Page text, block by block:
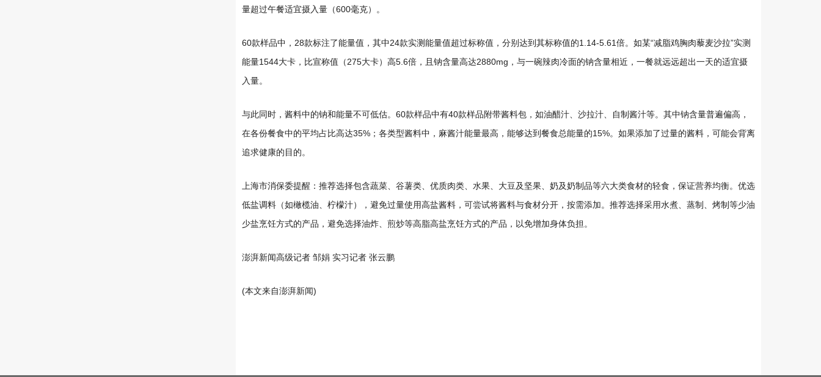
量超过午餐适宜摄入量（600毫克）。
60款样品中，28款标注了能量值，其中24款实测能量值超过标称值，分别达到其标称值的1.14-5.61倍。如某“减脂鸡胸肉藜麦沙拉”实测
能量1544大卡，比宣称值（275大卡）高5.6倍，且钠含量高达2880mg，与一碗辣肉冷面的钠含量相近，一餐就远远超出一天的适宜摄
入量。
与此同时，酱料中的钠和能量不可低估。60款样品中有40款样品附带酱料包，如油醋汁、沙拉汁、自制酱汁等。其中钠含量普遍偏高，
在各份餐食中的平均占比高达35%；各类型酱料中，麻酱汁能量最高，能够达到餐食总能量的15%。如果添加了过量的酱料，可能会背离
追求健康的目的。
上海市消保委提醒：推荐选择包含蔬菜、谷薯类、优质肉类、水果、大豆及坚果、奶及奶制品等六大类食材的轻食，保证营养均衡。优选
低盐调料（如橄榄油、柠檬汁），避免过量使用高盐酱料，可尝试将酱料与食材分开，按需添加。推荐选择采用水煮、蒸制、烤制等少油
少盐烹饪方式的产品，避免选择油炸、煎炒等高脂高盐烹饪方式的产品，以免增加身体负担。
澎湃新闻高级记者 邹娟 实习记者 张云鹏
(本文来自澎湃新闻)